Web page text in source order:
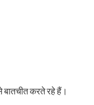
बातचीत करते रहे हैं।